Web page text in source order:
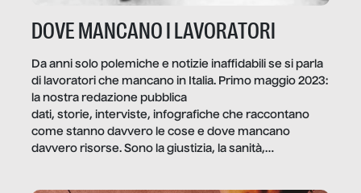
DOVE MANCANO I LAVORATORI
Da anni solo polemiche e notizie inaffidabili se si parla
di lavoratori che mancano in Italia. Primo maggio 2023:
la nostra redazione pubblica
dati, storie, interviste, infografiche che raccontano
come stanno davvero le cose e dove mancano
davvero risorse. Sono la giustizia, la sanità,